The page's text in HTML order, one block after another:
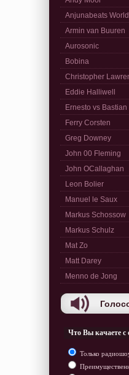
Anjunabeats
Armin van Buuren
Aurosonic
Bobina
Christopher
Eddie Halliwell
Ernesto vs Bastian
Ferry Corsten
Greg Downey
John 00 Fleming
John OCallaghan
Leon Bolier
Manuel le Saux
Markus Schossow
Markus Schulz
Mat Zo
Matt Darey
Menno de Jong
Что Вы качаете с
Только